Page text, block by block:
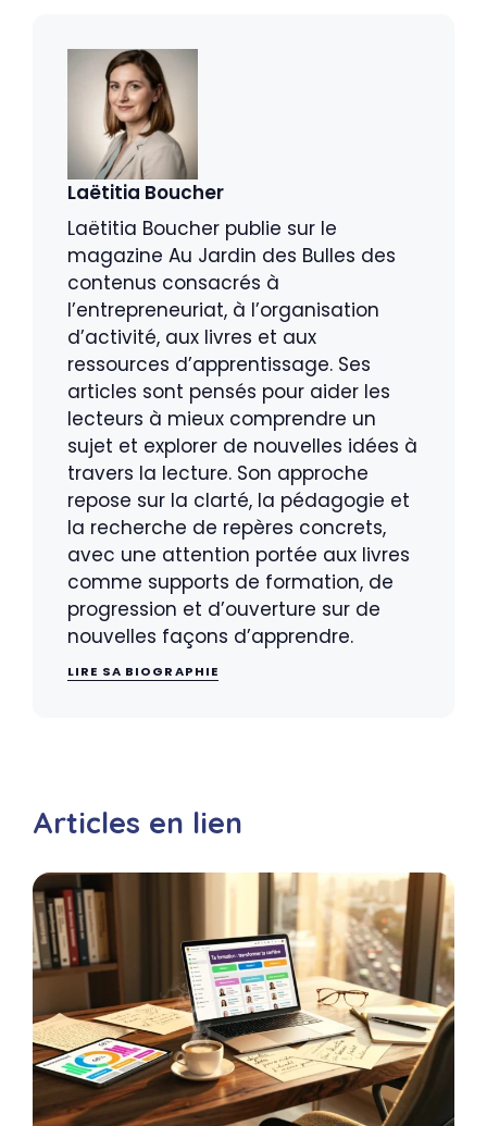
Laëtitia Boucher
Laëtitia Boucher publie sur le
magazine Au Jardin des Bulles des
contenus consacrés à
l’entrepreneuriat, à l’organisation
d’activité, aux livres et aux
ressources d’apprentissage. Ses
articles sont pensés pour aider les
lecteurs à mieux comprendre un
sujet et explorer de nouvelles idées à
travers la lecture. Son approche
repose sur la clarté, la pédagogie et
la recherche de repères concrets,
avec une attention portée aux livres
comme supports de formation, de
progression et d’ouverture sur de
nouvelles façons d’apprendre.
LIRE SA BIOGRAPHIE
Articles en lien